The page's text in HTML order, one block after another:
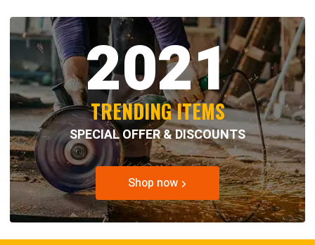
2021
TRENDING ITEMS
SPECIAL OFFER & DISCOUNTS
Shop now